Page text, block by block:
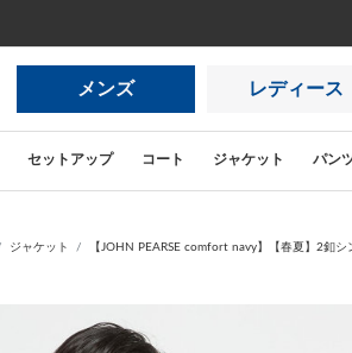
メンズ レディース
セットアップ コート ジャケット パン
ジャケット 【JOHN PEARSE comfort navy】【春夏】2釦